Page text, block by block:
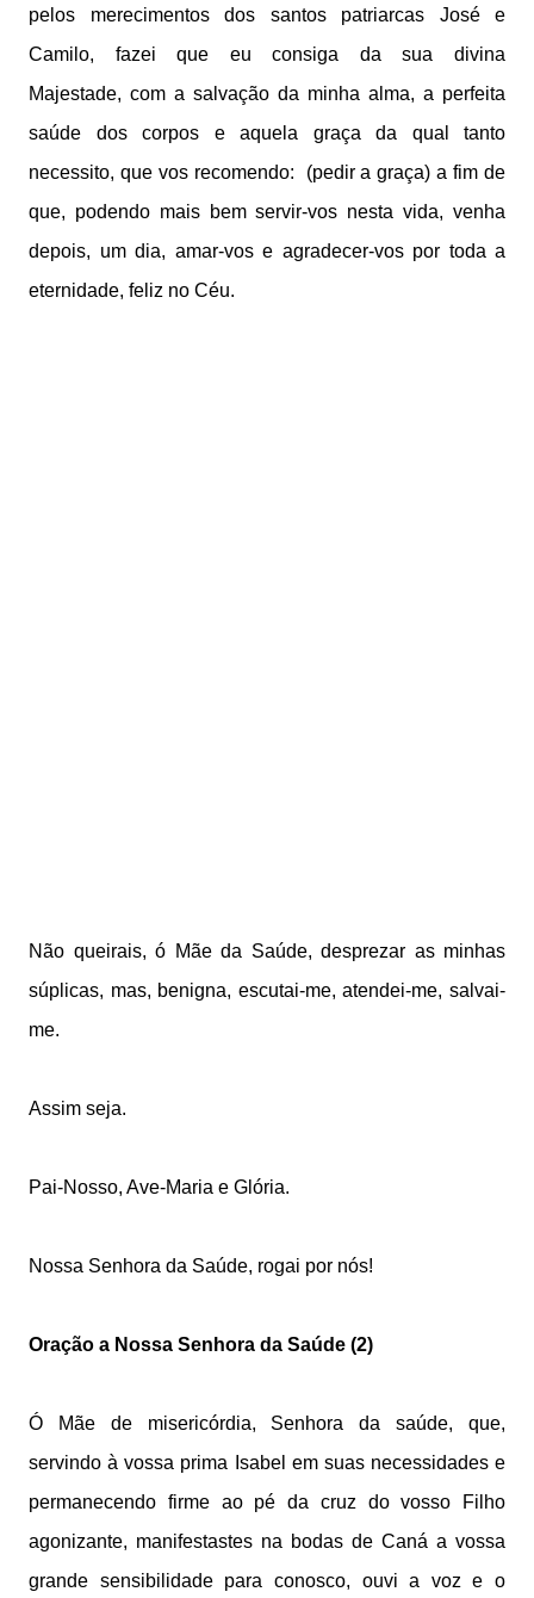
pelos merecimentos dos santos patriarcas José e
Camilo, fazei que eu consiga da sua divina
Majestade, com a salvação da minha alma, a perfeita
saúde dos corpos e aquela graça da qual tanto
necessito, que vos recomendo: (pedir a graça)a fim de
que, podendo mais bem servir-vos nesta vida, venha
depois, um dia, amar-vos e agradecer-vos por toda a
eternidade, feliz no Céu.
Não queirais, ó Mãe da Saúde, desprezar as minhas
súplicas, mas, benigna, escutai-me, atendei-me, salvai-
me.
Assim seja.
Pai-Nosso, Ave-Maria e Glória.
Nossa Senhora da Saúde, rogai por nós!
Oração a Nossa Senhora da Saúde (2)
Ó Mãe de misericórdia, Senhora da saúde, que,
servindo à vossa prima Isabel em suas necessidades e
permanecendo firme ao pé da cruz do vosso Filho
agonizante, manifestastes na bodas de Caná a vossa
grande sensibilidade para conosco, ouvi a voz e o